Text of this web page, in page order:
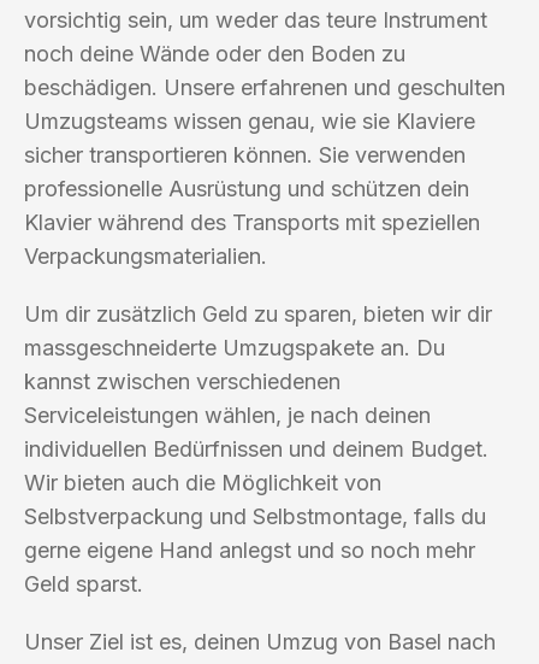
vorsichtig sein, um weder das teure Instrument
noch deine Wände oder den Boden zu
beschädigen. Unsere erfahrenen und geschulten
Umzugsteams wissen genau, wie sie Klaviere
sicher transportieren können. Sie verwenden
professionelle Ausrüstung und schützen dein
Klavier während des Transports mit speziellen
Verpackungsmaterialien.
Um dir zusätzlich Geld zu sparen, bieten wir dir
massgeschneiderte Umzugspakete an. Du
kannst zwischen verschiedenen
Serviceleistungen wählen, je nach deinen
individuellen Bedürfnissen und deinem Budget.
Wir bieten auch die Möglichkeit von
Selbstverpackung und Selbstmontage, falls du
gerne eigene Hand anlegst und so noch mehr
Geld sparst.
Unser Ziel ist es, deinen Umzug von Basel nach